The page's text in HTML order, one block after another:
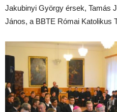
Jakubinyi György érsek, Tamás
János, a BBTE Római Katolikus